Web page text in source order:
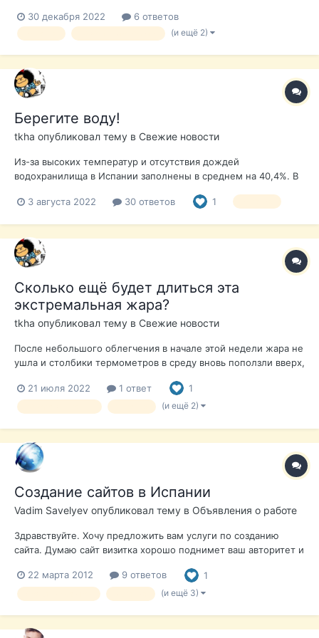
Что это за меры? Чеки номиналом 200 евро - для семей,
общий годовой доход которых не превышает 27.000 евро и
30 декабря 2022 6 ответов
(и ещё 2)
Берегите воду!
tkha опубликовал тему в Свежие новости
Из-за высоких температур и отсутствия дождей
водохранилища в Испании заполнены в среднем на 40,4%. В
(хуже было только в 2008 году). В связи с этим власти
3 августа 2022 30 ответов 1
Сколько ещё будет длиться эта
экстремальная жара?
tkha опубликовал тему в Свежие новости
После небольшого облегчения в начале этой недели жара не
ушла и столбики термометров в среду вновь поползли вверх,
продолжение той "волны жары", которая терзала нас на
прошлой неделе, или пора говорить о третьей "волне" ща
21 июля 2022 1 ответ 1
(и ещё 2)
Создание сайтов в Испании
Vadim Savelyev опубликовал тему в Объявления о работе
Здравствуйте. Хочу предложить вам услуги по созданию
сайта. Думаю сайт визитка хорошо поднимет ваш авторитет и
услуги и предложения в любом количестве. Качественно и
профессионально. Цена сайта от 190 евро. Мой телефон 622
22 марта 2012 9 ответов 1
(и ещё 3)